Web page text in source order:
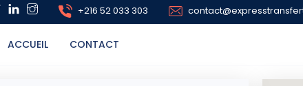
+216 52 033 303
ACCUEIL CONTACT